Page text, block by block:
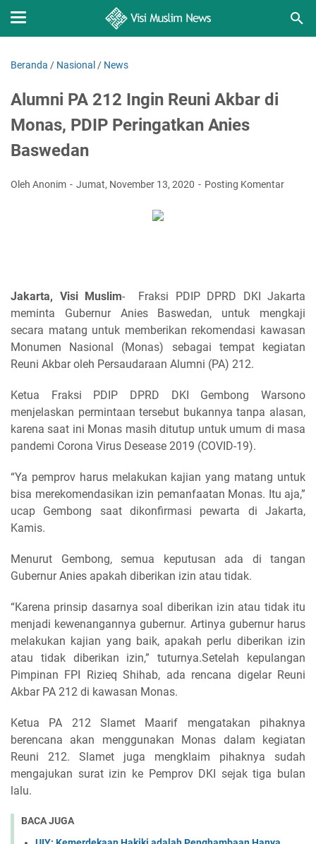
Beranda / Nasional / News
Alumni PA 212 Ingin Reuni Akbar di
Monas, PDIP Peringatkan Anies
Baswedan
Oleh Anonim Jumat, November 13, 2020 Posting Komentar
Jakarta, Visi Muslim- Fraksi PDIP DPRD DKI Jakarta
meminta Gubernur Anies Baswedan, untuk mengkaji
secara matang untuk memberikan rekomendasi kawasan
Monumen Nasional (Monas) sebagai tempat kegiatan
Reuni Akbar oleh Persaudaraan Alumni (PA) 212.
Ketua Fraksi PDIP DPRD DKI Gembong Warsono
menjelaskan permintaan tersebut bukannya tanpa alasan,
karena saat ini Monas masih ditutup untuk umum di masa
pandemi Corona Virus Desease 2019 (COVID-19).
“Ya pemprov harus melakukan kajian yang matang untuk
bisa merekomendasikan izin pemanfaatan Monas. Itu aja,”
ucap Gembong saat dikonfirmasi pewarta di Jakarta,
Kamis.
Menurut Gembong, semua keputusan ada di tangan
Gubernur Anies apakah diberikan izin atau tidak.
“Karena prinsip dasarnya soal diberikan izin atau tidak itu
menjadi kewenangannya gubernur. Artinya gubernur harus
melakukan kajian yang baik, apakah perlu diberikan izin
atau tidak diberikan izin,” tuturnya.Setelah kepulangan
Pimpinan FPI Rizieq Shihab, ada rencana digelar Reuni
Akbar PA 212 di kawasan Monas.
Ketua PA 212 Slamet Maarif mengatakan pihaknya
berencana akan menggunakan Monas dalam kegiatan
Reuni 212. Slamet juga mengklaim pihaknya sudah
mengajukan surat izin ke Pemprov DKI sejak tiga bulan
lalu.
BACA JUGA